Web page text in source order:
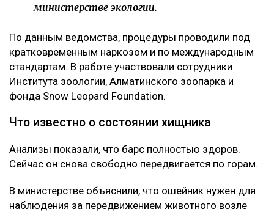
министерстве экологии.
По данным ведомства, процедуры проводили под
кратковременным наркозом и по международным
стандартам. В работе участвовали сотрудники
Института зоологии, Алматинского зоопарка и
фонда Snow Leopard Foundation.
Что известно о состоянии хищника
Анализы показали, что барс полностью здоров.
Сейчас он снова свободно передвигается по горам.
В министерстве объяснили, что ошейник нужен для
наблюдения за передвижением животного возле